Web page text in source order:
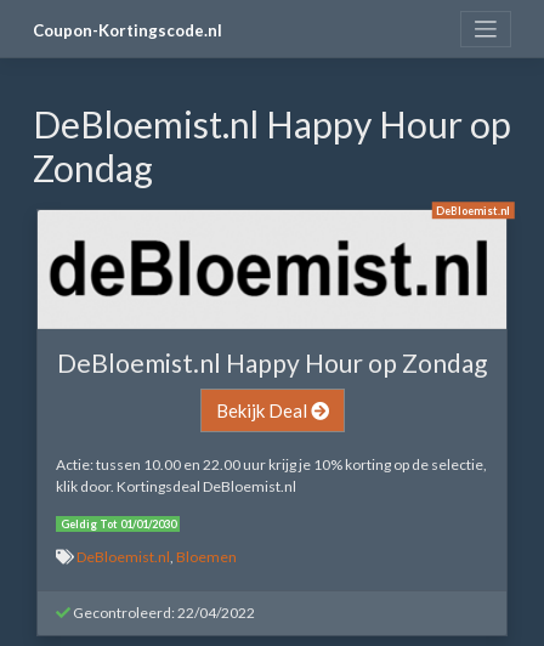
Coupon-Kortingscode.nl
DeBloemist.nl Happy Hour op
Zondag
DeBloemist.nl
DeBloemist.nl Happy Hour op Zondag
Bekijk Deal
Actie: tussen 10.00 en 22.00 uur krijg je 10% korting op de selectie,
klik door. Kortingsdeal DeBloemist.nl
Geldig Tot 01/01/2030
DeBloemist.nl, Bloemen
Gecontroleerd: 22/04/2022